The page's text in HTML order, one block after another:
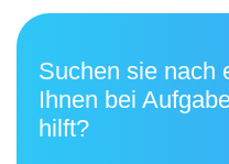
Suchen sie nach
Ihnen bei
hilft?